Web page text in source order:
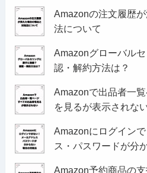
Amazonの注文履歴
法について
Amazonグローバル
認・解約方法は？
Amazonで出品者一
を見るが表示されな
Amazonにログイン
ス・パスワードが分
Amazon予約商品の